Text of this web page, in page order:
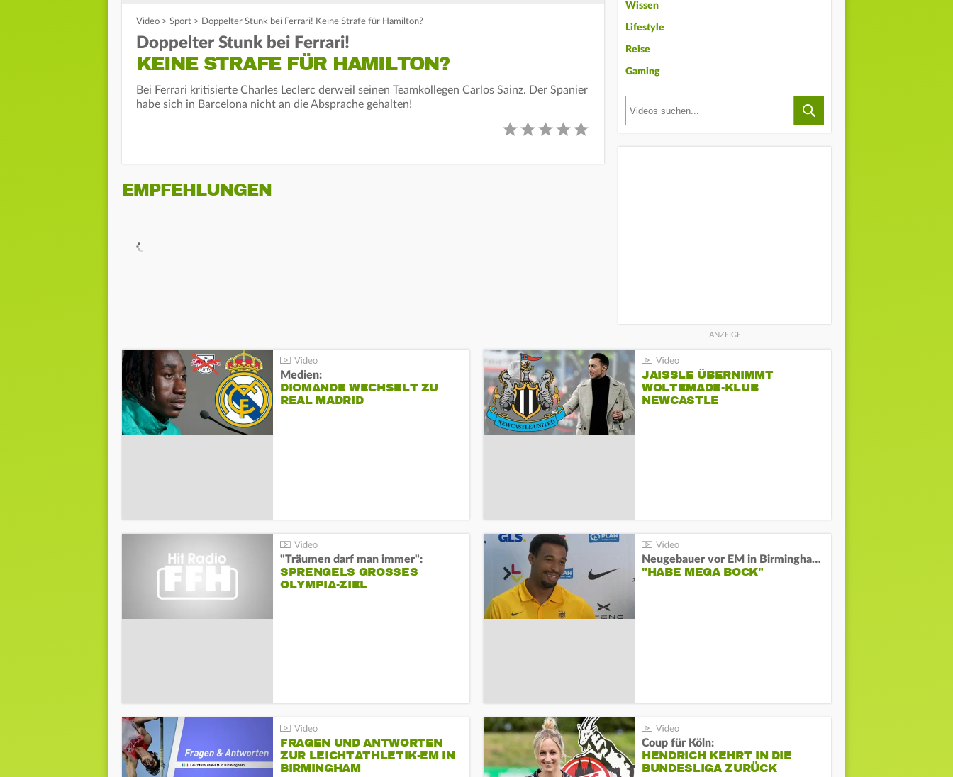
Video > Sport > Doppelter Stunk bei Ferrari! Keine Strafe für Hamilton?
Doppelter Stunk bei Ferrari!
KEINE STRAFE FÜR HAMILTON?
Bei Ferrari kritisierte Charles Leclerc derweil seinen Teamkollegen Carlos Sainz. Der Spanier
habe sich in Barcelona nicht an die Absprache gehalten!
EMPFEHLUNGEN
Wissen
Lifestyle
Reise
Gaming
Medien:
DIOMANDE WECHSELT ZU
REAL MADRID
JAISSLE ÜBERNIMMT
WOLTEMADE-KLUB
NEWCASTLE
"Träumen darf man immer":
SPRENGELS GROSSES O
LYMPIA-ZIEL
Neugebauer vor EM in Birmingham:
"HABE MEGA BOCK"
FRAGEN UND ANTWORTEN
ZUR LEICHTATHLETIK-EM IN
BIRMINGHAM
Coup für Köln:
HENDRICH KEHRT IN DIE
BUNDESLIGA ZURÜCK